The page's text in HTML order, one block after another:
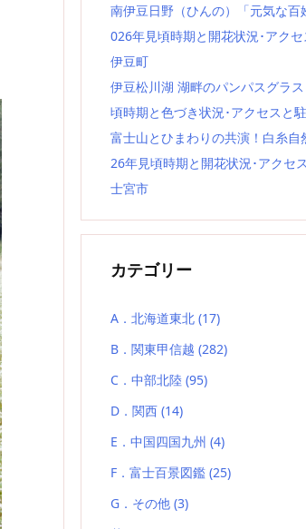
南伊豆日野（ひんの）「元気な
026年見頃時期と開花状況･アク
伊豆町
伊豆松川湖 湖畔のパンパスグラ
頃時期と色づき状況･アクセスと
富士山とひまわりの共演！白糸
26年見頃時期と開花状況･アクセ
士宮市
カテゴリー
A．北海道東北 (17)
B．関東甲信越 (282)
C．中部北陸 (95)
D．関西 (14)
E．中国四国九州 (4)
F．富士百景図鑑 (25)
G．その他 (3)